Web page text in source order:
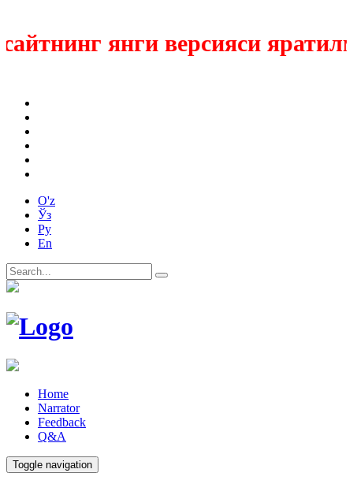
янги версияси
O'z
Ўз
Ру
En
Home
Narrator
Feedback
Q&A
Toggle navigation